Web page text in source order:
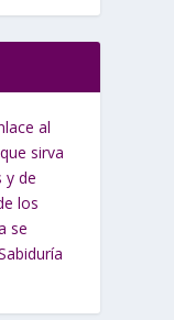
al
sirva
y de
los
se